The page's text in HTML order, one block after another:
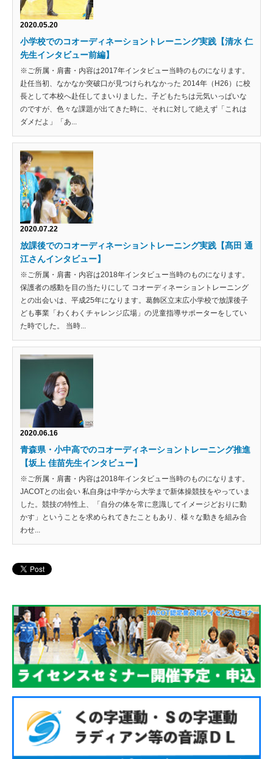
2020.05.20
小学校でのコオーディネーショントレーニング実践【清水 仁
先生インタビュー前編】
※ご所属・肩書・内容は2017年インタビュー当時のものになります。
赴任当初、なかなか突破口が見つけられなかった 2014年（H26）に校
長として本校へ赴任してまいりました。子どもたちは元気いっぱいな
のですが、色々な課題が出てきた時に、それに対して絶えず「これは
ダメだよ」「あ...
2020.07.22
放課後でのコオーディネーショントレーニング実践【髙田 通
江さんインタビュー】
※ご所属・肩書・内容は2018年インタビュー当時のものになります。
保護者の感動を目の当たりにして コオーディネーショントレーニング
との出会いは、平成25年になります。葛飾区立末広小学校で放課後子
ども事業「わくわくチャレンジ広場」の児童指導サポーターをしてい
た時でした。 当時...
2020.06.16
青森県・小中高でのコオーディネーショントレーニング推進
【坂上 佳苗先生インタビュー】
※ご所属・肩書・内容は2018年インタビュー当時のものになります。
JACOTとの出会い 私自身は中学から大学まで新体操競技をやっていま
した。競技の特性上、「自分の体を常に意識してイメージどおりに動
かす」ということを求められてきたこともあり、様々な動きを組み合
わせ...